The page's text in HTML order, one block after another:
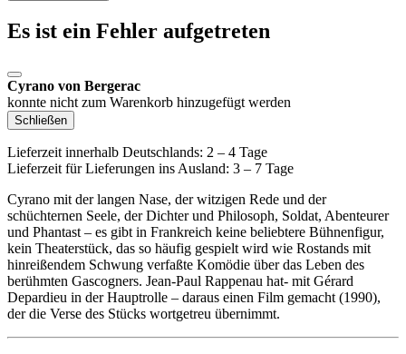
Es ist ein Fehler aufgetreten
Cyrano von Bergerac
konnte nicht zum Warenkorb hinzugefügt werden
Schließen
Lieferzeit innerhalb Deutschlands: 2 – 4 Tage
Lieferzeit für Lieferungen ins Ausland: 3 – 7 Tage
Cyrano mit der langen Nase, der witzigen Rede und der
schüchternen Seele, der Dichter und Philosoph, Soldat, Abenteurer
und Phantast – es gibt in Frankreich keine beliebtere Bühnenfigur,
kein Theaterstück, das so häufig gespielt wird wie Rostands mit
hinreißendem Schwung verfaßte Komödie über das Leben des
berühmten Gascogners. Jean-Paul Rappenau hat- mit Gérard
Depardieu in der Hauptrolle – daraus einen Film gemacht (1990),
der die Verse des Stücks wortgetreu übernimmt.